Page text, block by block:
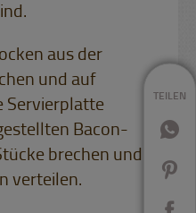
TEILEN
aus der
und auf
Servierplatte
Bacon-
brechen und
verteilen.